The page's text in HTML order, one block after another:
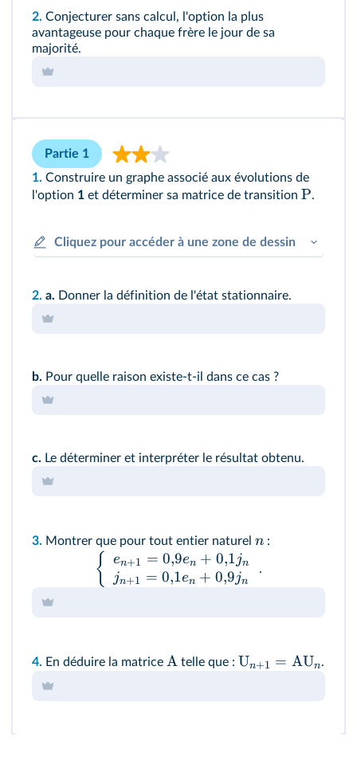
2. Conjecturer sans calcul, l'option la plus
avantageuse pour chaque frère le jour de sa
majorité.
Partie 1
1. Construire un graphe associé aux évolutions de
l'option 1 et déterminer sa matrice de transition P.
Cliquez pour accéder à une zone de dessin
2. a. Donner la définition de l'état stationnaire.
b. Pour quelle raison existe‑t‑il dans ce cas ?
c. Le déterminer et interpréter le résultat obtenu.
3. Montrer que pour tout entier naturel n :
{ en+1 = 0,9en + 0,1jn
jn+1 = 0,1en + 0,9jn
.
4. En déduire la matrice A telle que : Un+1 = AUn.